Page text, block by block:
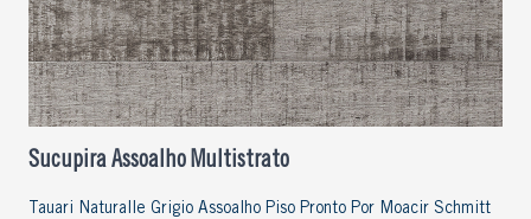
Sucupira Assoalho Multistrato
Tauari Naturalle Grigio Assoalho Piso Pronto Por Moacir Schmitt